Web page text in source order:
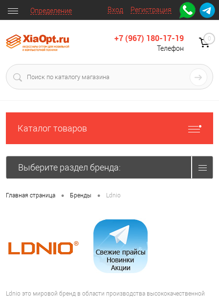
Вход Регистрация
Определение
+7 (967) 180-17-19
Телефон
0
Каталог товаров
Выберите раздел бренда:
Главная страница • Бренды • Ldnio
Ldnio это мировой бренд в области производства высококачественной